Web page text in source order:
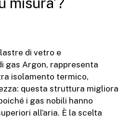
di vetro e
gas Argon, rappresenta
isolamento termico,
questa struttura migliora
i gas nobili hanno
all’aria. È la scelta